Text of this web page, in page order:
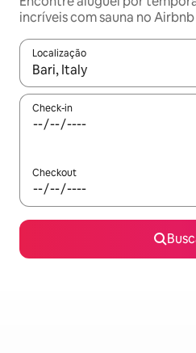
incríveis com sauna no
Localização
Quando os resultados
Check-in
Checkout